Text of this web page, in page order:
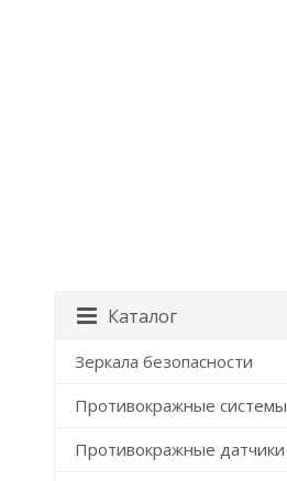
Каталог
Зеркала безопасности
Противокражные системы
Противокражные датчики